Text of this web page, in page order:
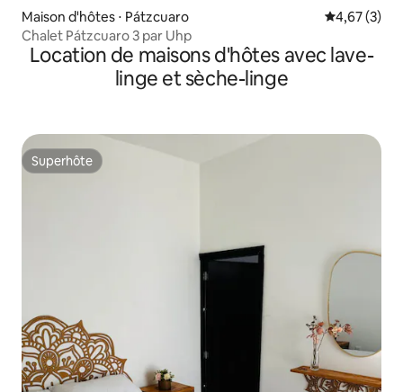
Maison d'hôtes ⋅ Pátzcuaro Évaluation
4,67 (3)
Chalet Pátzcuaro 3 par Uhp
Location de maisons d'hôtes avec lave-
linge et sèche-linge
Superhôte
Superhôte